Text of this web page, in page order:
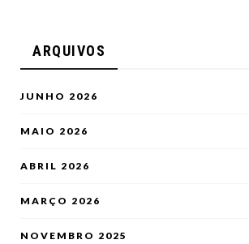
ARQUIVOS
JUNHO 2026
MAIO 2026
ABRIL 2026
MARÇO 2026
NOVEMBRO 2025